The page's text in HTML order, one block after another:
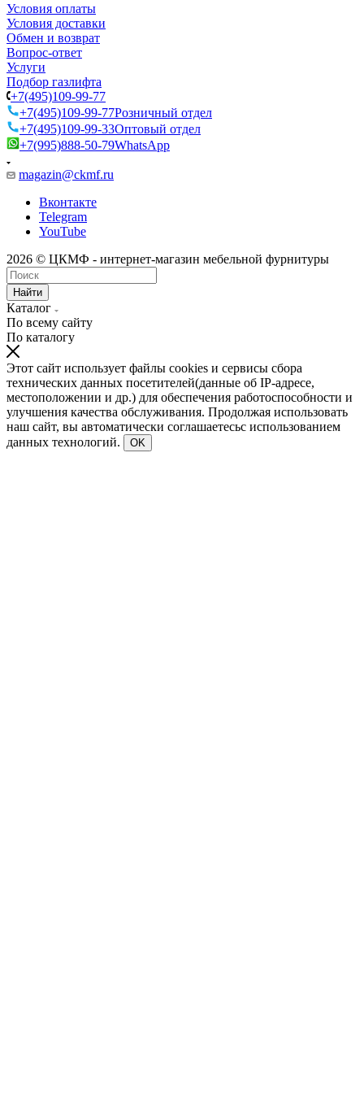
Условия оплаты
Условия доставки
Обмен и возврат
Вопрос-ответ
Услуги
Подбор газлифта
+7(495)109-99-77
+7(495)109-99-77Розничный отдел
+7(495)109-99-33Оптовый отдел
+7(995)888-50-79WhatsApp
magazin@ckmf.ru
Вконтакте
Telegram
YouTube
2026 © ЦКМФ - интернет-магазин мебельной фурнитуры
Найти
Каталог
По всему сайту
По каталогу
Этот сайт использует файлы cookies и сервисы сбора
технических данных посетителей(данные об IP-адресе,
местоположении и др.) для обеспечения работоспособности и
улучшения качества обслуживания. Продолжая использовать
наш сайт, вы автоматически соглашаетесьс использованием
данных технологий.
OK